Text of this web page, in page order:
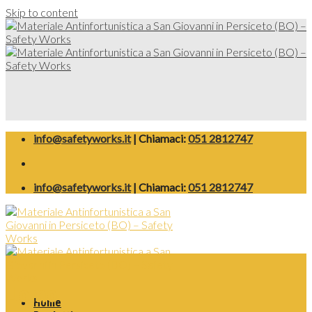
Skip to content
info@safetyworks.it| Chiamaci:051 2812747
info@safetyworks.it| Chiamaci:051 2812747
Home
Uomo